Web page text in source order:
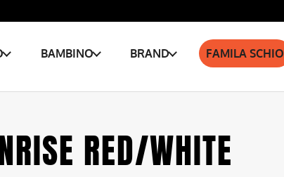
BAMBINO BRAND FAMILA SCHIO
RED/WHITE